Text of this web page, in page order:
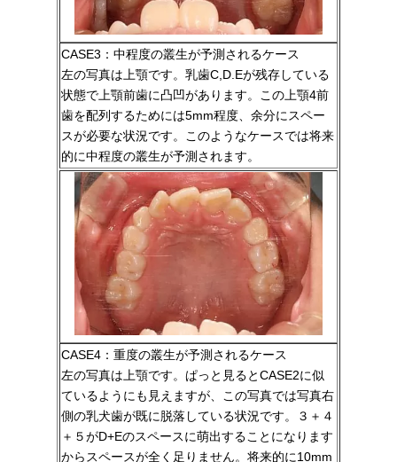
CASE3：中程度の叢生が予測されるケース
左の写真は上顎です。乳歯C,D.Eが残存している
状態で上顎前歯に凸凹があります。この上顎4前
歯を配列するためには5mm程度、余分にスペー
スが必要な状況です。このようなケースでは将来
的に中程度の叢生が予測されます。
CASE4：重度の叢生が予測されるケース
左の写真は上顎です。ぱっと見るとCASE2に似
ているようにも見えますが、この写真では写真右
側の乳犬歯が既に脱落している状況です。３＋４
＋５がD+Eのスペースに萌出することになります
からスペースが全く足りません。将来的に10mm